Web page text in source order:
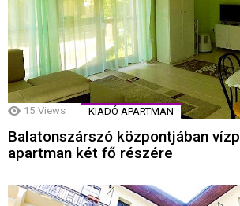
15 Views KIADÓ APARTMAN
Balatonszárszó központjában
apartman két fő részére